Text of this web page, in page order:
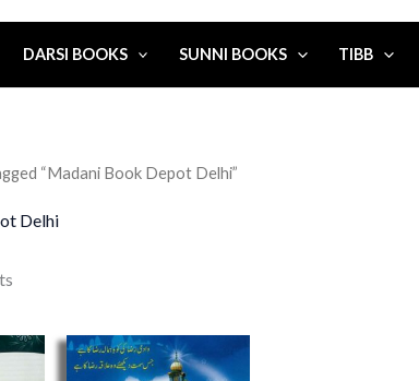
DARSI BOOKS SUNNI BOOKS TIBB
“Madani Book Depot Delhi”
Delhi